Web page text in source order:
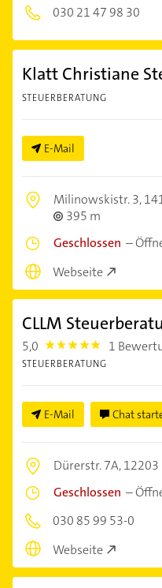
030 21 47 98 30
Klatt Christiane
STEUERBERATUNG
E-Mail
Milinowskistr. 3,
395 m
Geschlossen –
Webseite
CLLM
5,0 5.0 1
STEUERBERATUNG
E-Mail Chat
Dürerstr. 7A,12203
Geschlossen –
030 85 99 53-0
Webseite